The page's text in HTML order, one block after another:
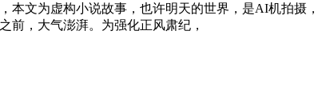
本文为虚构小说故事，也许明天的世界，是AI机拍
前，大气澎湃。为强化正风肃纪，